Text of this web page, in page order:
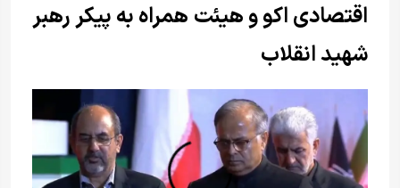
اقتصادی اکو و هیئت همراه به پیکر رهبر
شهید انقلاب